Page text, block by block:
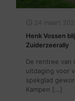
24 maart
Henk Vossen
Zuiderzeerally
De rentree van
uitdaging voor
spekglad
Kampen […]